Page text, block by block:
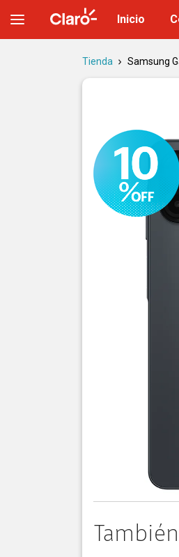
Inicio
Tienda Samsung
Samsung Galaxy A07 | Precio,